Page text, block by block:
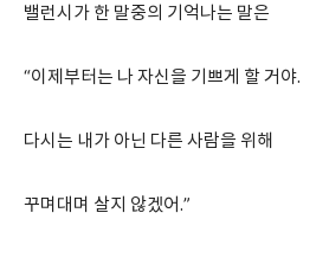
밸런시가 한 말중의 기억나는 말은
“이제부터는 나 자신을 기쁘게 할 거야.
다시는 내가 아닌 다른 사람을 위해
꾸며대며 살지 않겠어.”